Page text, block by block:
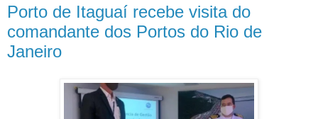
Porto de Itaguaí recebe visita do
comandante dos Portos do Rio de
Janeiro